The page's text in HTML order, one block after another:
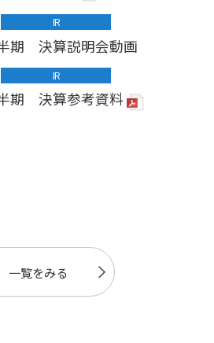
一覧をみる